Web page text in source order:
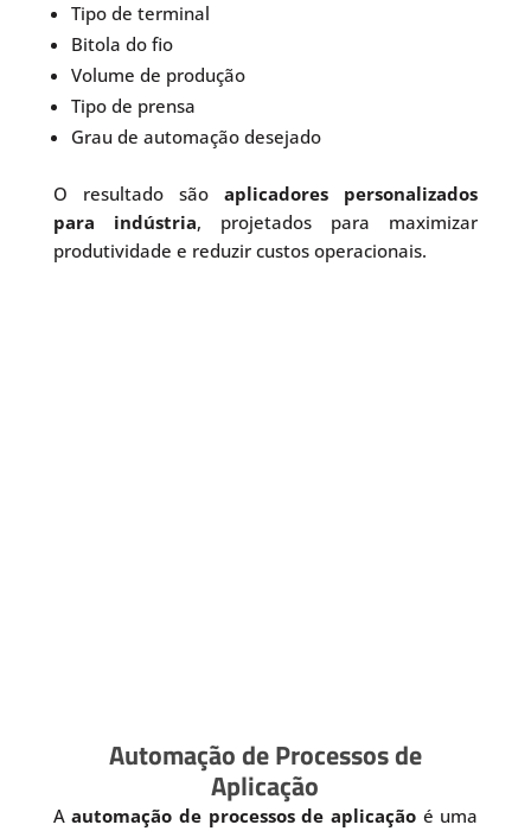
Tipo de terminal
Bitola do fio
Volume de produção
Tipo de prensa
Grau de automação desejado
O resultado sãoaplicadores personalizados
para indústria, projetados para maximizar
produtividade e reduzir custos operacionais.
Automação de Processos de
Aplicação
Aautomação de processos de aplicaçãoé uma